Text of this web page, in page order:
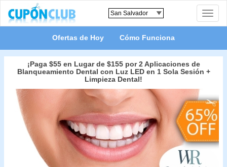
Toggle
Ofertas de Hoy Cómo Funciona
¡Paga $55 en Lugar de $155 por 2 Aplicaciones de
Blanqueamiento Dental con Luz LED en 1 Sola Sesión +
Limpieza Dental!